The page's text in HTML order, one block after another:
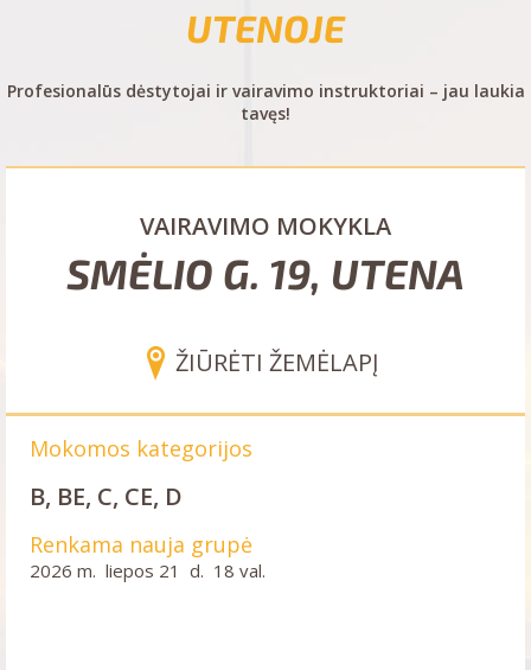
UTENOJE
Profesionalūs dėstytojai ir vairavimo instruktoriai – jau laukia
tavęs!
VAIRAVIMO MOKYKLA
SMĖLIO G. 19, UTENA
ŽIŪRĖTI ŽEMĖLAPĮ
Mokomos kategorijos
B, BE, C, CE, D
Renkama nauja grupė
2026 m. liepos 21 d. 18 val.